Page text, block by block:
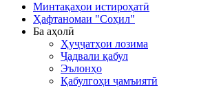
Минтақаҳои истироҳатӣ
Ҳафтаномаи "Соҳил"
Ба аҳолӣ
Ҳуҷҷатҳои лозима
Ҷадвали қабул
Эълонҳо
Қабулгоҳи ҷамъиятӣ